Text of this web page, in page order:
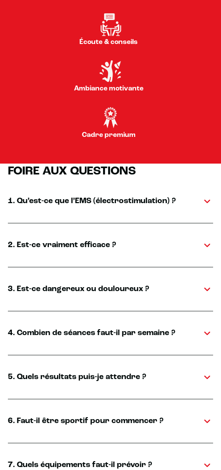
Écoute & conseils
Ambiance motivante
Cadre premium
FOIRE AUX QUESTIONS
1. Qu’est-ce que l’EMS (électrostimulation) ?
2. Est-ce vraiment efficace ?
3. Est-ce dangereux ou douloureux ?
4. Combien de séances faut-il par semaine ?
5. Quels résultats puis-je attendre ?
6. Faut-il être sportif pour commencer ?
7. Quels équipements faut-il prévoir ?